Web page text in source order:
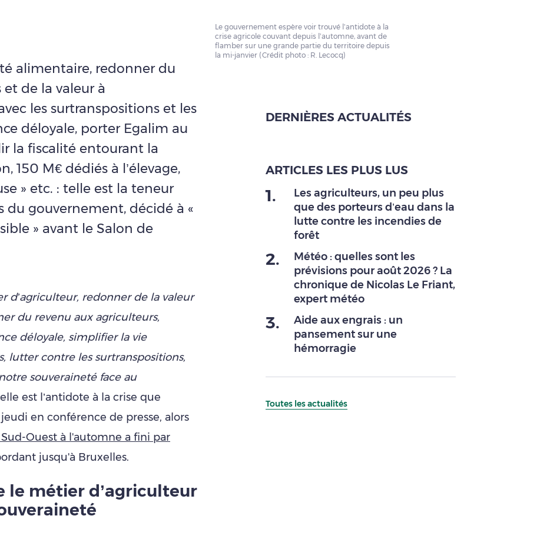
alimentaire, redonner du
de la valeur à
les surtranspositions et les
déloyale, porter Egalim au
la fiscalité entourant la
150 M€ dédiés à l’élevage,
» etc. : telle est la teneur
du gouvernement, décidé à «
» avant le Salon de
d’agriculteur, redonner de la valeur
du revenu aux agriculteurs,
déloyale, simplifier la vie
lutter contre les surtranspositions,
souveraineté face au
est l’antidote à la crise que
en conférence de presse, alors
Ouest à l'automne a fini par
jusqu'à Bruxelles.
le métier d’agriculteur
Le gouvernement espère voir trouvé l’antidote à la
crise agricole couvant depuis l’automne, avant de
flamber sur une grande partie du territoire depuis
la mi-janvier (Crédit photo : R. Lecocq)
DERNIÈRES ACTUALITÉS
ARTICLES LES PLUS LUS
1.
Les agriculteurs, un peu plus
que des porteurs d’eau dans la
lutte contre les incendies de
forêt
2.
Météo : quelles sont les
prévisions pour août 2026 ? La
chronique de Nicolas Le Friant,
expert météo
3.
Aide aux engrais : un
pansement sur une
hémorragie
Toutes les actualités